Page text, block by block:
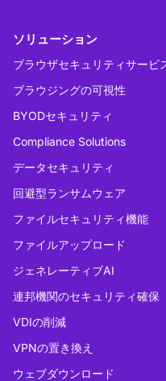
ソリューション
ブラウザセキュリティサービ
ブラウジングの可視性
BYODセキュリティ
Compliance Solutions
データセキュリティ
回避型ランサムウェア
ファイルセキュリティ機能
ファイルアップロード
ジェネレーティブAI
連邦機関のセキュリティ確保
VDIの削減
VPNの置き換え
ウェブダウンロード